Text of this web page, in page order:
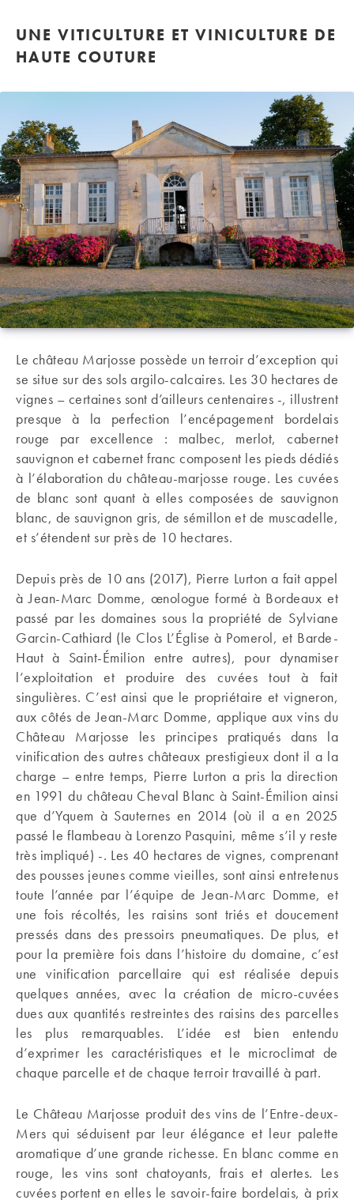
UNE VITICULTURE ET VINICULTURE DE
HAUTE COUTURE
Le château Marjosse possède un terroir d’exception qui
se situe sur des sols argilo-calcaires. Les 30 hectares de
vignes – certaines sont d’ailleurs centenaires -, illustrent
presque à la perfection l’encépagement bordelais
rouge par excellence : malbec, merlot, cabernet
sauvignon et cabernet franc composent les pieds dédiés
à l’élaboration du château-marjosse rouge. Les cuvées
de blanc sont quant à elles composées de sauvignon
blanc, de sauvignon gris, de sémillon et de muscadelle,
et s’étendent sur près de 10 hectares.
Depuis près de 10 ans (2017), Pierre Lurton a fait appel
à Jean-Marc Domme, œnologue formé à Bordeaux et
passé par les domaines sous la propriété de Sylviane
Garcin-Cathiard (le Clos L’Église à Pomerol, et Barde-
Haut à Saint-Émilion entre autres), pour dynamiser
l’exploitation et produire des cuvées tout à fait
singulières. C’est ainsi que le propriétaire et vigneron,
aux côtés de Jean-Marc Domme, applique aux vins du
Château Marjosse les principes pratiqués dans la
vinification des autres châteaux prestigieux dont il a la
charge – entre temps, Pierre Lurton a pris la direction
en 1991 du château Cheval Blanc à Saint-Émilion ainsi
que d’Yquem à Sauternes en 2014 (où il a en 2025
passé le flambeau à Lorenzo Pasquini, même s’il y reste
très impliqué) -. Les 40 hectares de vignes, comprenant
des pousses jeunes comme vieilles, sont ainsi entretenus
toute l’année par l’équipe de Jean-Marc Domme, et
une fois récoltés, les raisins sont triés et doucement
pressés dans des pressoirs pneumatiques. De plus, et
pour la première fois dans l’histoire du domaine, c’est
une vinification parcellaire qui est réalisée depuis
quelques années, avec la création de micro-cuvées
dues aux quantités restreintes des raisins des parcelles
les plus remarquables. L’idée est bien entendu
d’exprimer les caractéristiques et le microclimat de
chaque parcelle et de chaque terroir travaillé à part.
Le Château Marjosse produit des vins de l’Entre-deux-
Mers qui séduisent par leur élégance et leur palette
aromatique d’une grande richesse. En blanc comme en
rouge, les vins sont chatoyants, frais et alertes. Les
cuvées portent en elles le savoir-faire bordelais, à prix